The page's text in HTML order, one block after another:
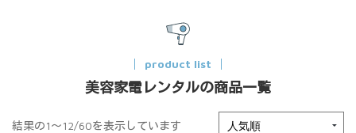
product list
美容家電レンタルの商品一覧
結果の1～12/60を表示しています